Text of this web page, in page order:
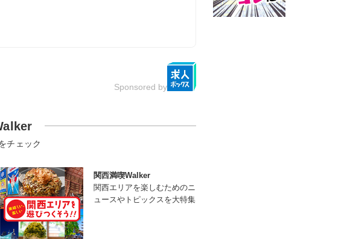
Sponsored by
チェック
関西満喫Walker
関西エリアを楽しむためのニ
ュースやトピックスを大特集